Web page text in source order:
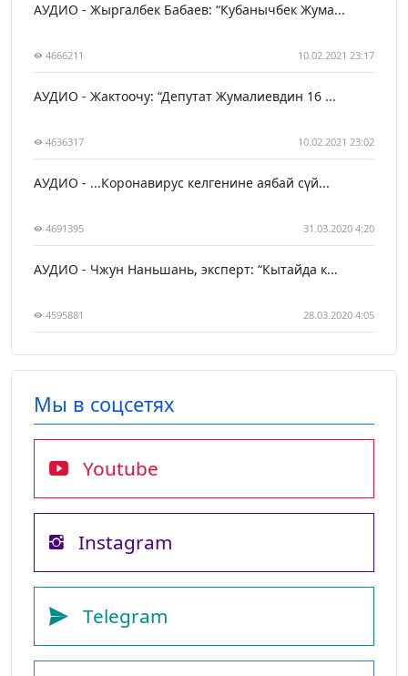
АУДИО - Жыргалбек Бабаев: “Кубанычбек Жума...
4666211 10.02.2021 23:17
АУДИО - Жактоочу: “Депутат Жумалиевдин 16 ...
4636317 10.02.2021 23:02
АУДИО - ...Коронавирус келгенине аябай сүй...
4691395 31.03.2020 4:20
АУДИО - Чжун Наньшань, эксперт: “Кытайда к...
4595881 28.03.2020 4:05
Мы в соцсетях
Youtube
Instagram
Telegram